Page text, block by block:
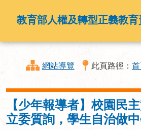
教育部人權及轉型正義教育
網站導覽 此頁路徑：
【少年報導者】校園民
立委質詢，學生自治做